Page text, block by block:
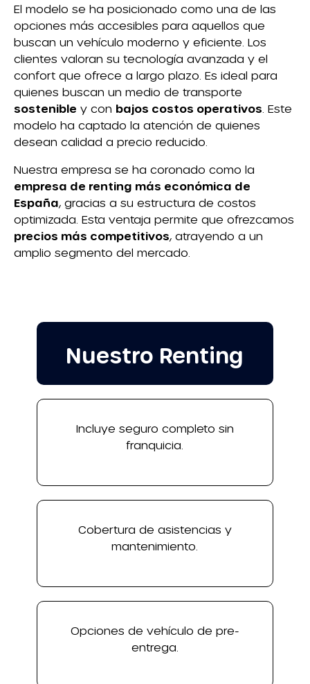
El modelo se ha posicionado como una de las
opciones más accesibles para aquellos que
buscan un vehículo moderno y eficiente. Los
clientes valoran su tecnología avanzada y el
confort que ofrece a largo plazo. Es ideal para
quienes buscan un medio de transporte
sostenible y con bajos costos operativos . Este
modelo ha captado la atención de quienes
desean calidad a precio reducido.
Nuestra empresa se ha coronado como la
empresa de renting más económica de
España, gracias a su estructura de costos
optimizada. Esta ventaja permite que ofrezcamos
precios más competitivos, atrayendo a un
amplio segmento del mercado.
Nuestro Renting
Incluye seguro completo sin
franquicia.
Cobertura de asistencias y
mantenimiento.
Opciones de vehículo de pre-
entrega.